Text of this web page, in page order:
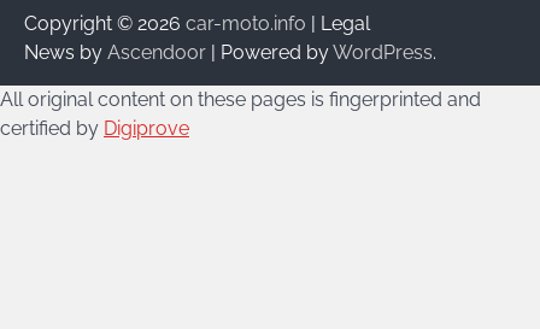
Copyright © 2026 car-moto.info | Legal
News by Ascendoor | Powered byWordPress.
All original content on these pages is fingerprinted and
certified by Digiprove